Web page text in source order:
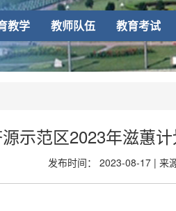
教学 教师队伍 教育考试
示范区2023年滋蕙
发布时间： 2023-08-17 | 来